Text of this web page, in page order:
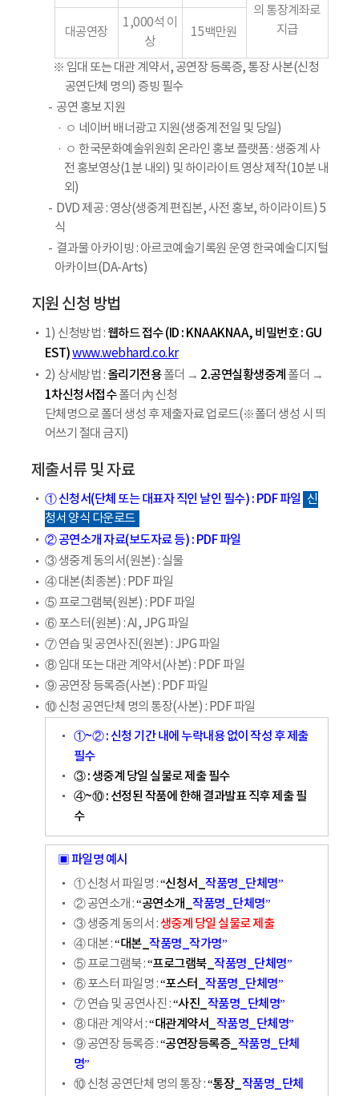
의 통장계좌로
지급
대공연장
1,000석 이
상
15백만원
※ 임대 또는 대관 계약서, 공연장 등록증, 통장 사본(신청
공연단체 명의) 증빙 필수
공연 홍보 지원
ㅇ 네이버 배너광고 지원(생중계 전일 및 당일)
ㅇ 한국문화예술위원회 온라인 홍보 플랫폼 : 생중계 사
전 홍보영상(1분 내외) 및 하이라이트 영상 제작(10분 내
외)
DVD 제공 : 영상(생중계 편집본, 사전 홍보, 하이라이트) 5
식
결과물 아카이빙 : 아르코예술기록원 운영 한국예술디지털
아카이브(DA-Arts)
지원 신청 방법
1) 신청방법 : 웹하드 접수 (ID : KNAAKNAA, 비밀번호 : GU
EST)www.webhard.co.kr
2) 상세방법 : 올리기전용폴더 → 2.공연실황생중계 폴더 →
1차신청서접수폴더 內 신청
단체명으로 폴더 생성 후 제출자료 업로드(※폴더 생성 시 띄
어쓰기 절대 금지)
제출서류 및 자료
① 신청서(단체 또는 대표자 직인 날인 필수) : PDF 파일 신
청서 양식 다운로드
② 공연소개 자료(보도자료 등) : PDF 파일
③ 생중계 동의서(원본) : 실물
④ 대본(최종본) : PDF 파일
⑤ 프로그램북(원본) : PDF 파일
⑥ 포스터(원본) : AI, JPG 파일
⑦ 연습 및 공연사진(원본) : JPG 파일
⑧ 임대 또는 대관 계약서(사본) : PDF 파일
⑨ 공연장 등록증(사본) : PDF 파일
⑩ 신청 공연단체 명의 통장(사본) : PDF 파일
①~② : 신청 기간 내에 누락내용 없이 작성 후 제출
필수
③ : 생중계 당일 실물로 제출 필수
④~⑩ : 선정된 작품에 한해 결과발표 직후 제출 필
수
▣ 파일명 예시
① 신청서 파일명 :“신청서_ 작품명_단체명”
② 공연소개 :“공연소개_ 작품명_단체명”
③ 생중계 동의서 :생중계 당일 실물로 제출
④ 대본 :“대본_ 작품명_작가명”
⑤ 프로그램북 :“프로그램북_ 작품명_단체명”
⑥ 포스터 파일명 :“포스터_ 작품명_단체명”
⑦ 연습 및 공연사진 :“사진_ 작품명_단체명”
⑧ 대관 계약서 :“대관계약서_ 작품명_단체명”
⑨ 공연장 등록증 :“공연장등록증_ 작품명_단체
명”
⑩ 신청 공연단체 명의 통장 :“통장_ 작품명_단체